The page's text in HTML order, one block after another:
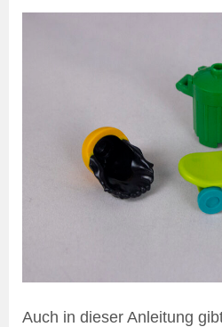
Auch in dieser Anleitung